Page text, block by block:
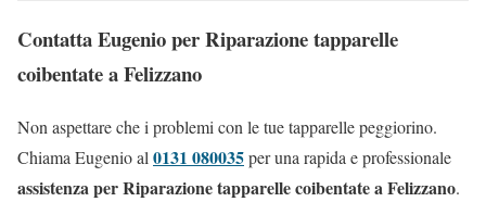
Contatta Eugenio per Riparazione tapparelle
coibentate a Felizzano
Non aspettare che i problemi con le tue tapparelle peggiorino.
Chiama Eugenio al 0131 080035per una rapida e professionale
assistenza per Riparazione tapparelle coibentate a Felizzano.